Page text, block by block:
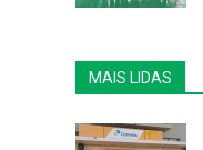
MAIS LIDAS